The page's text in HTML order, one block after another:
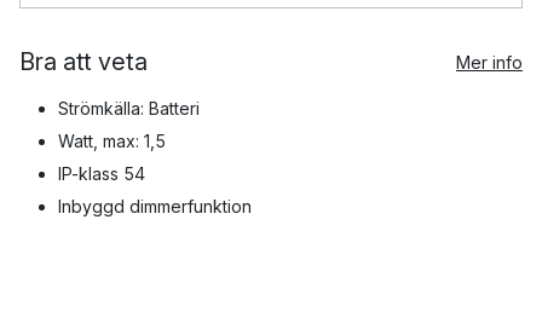
Bra att veta Mer info
Strömkälla: Batteri
Watt, max: 1,5
IP-klass 54
Inbyggd dimmerfunktion